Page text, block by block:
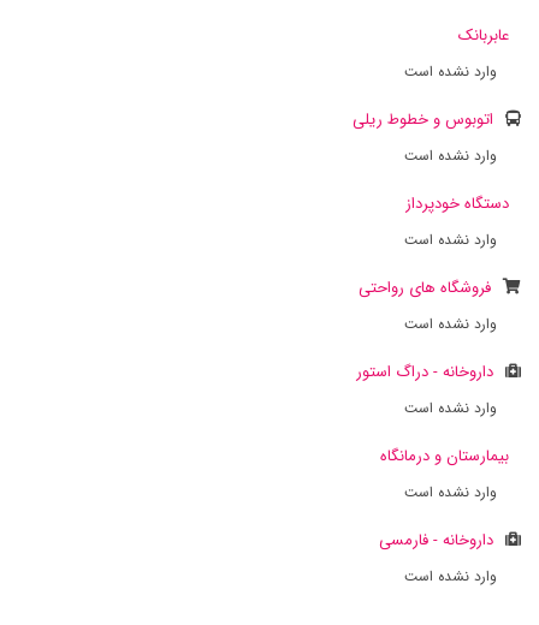
عابربانک
وارد نشده است
اتوبوس و خطوط ریلی
وارد نشده است
دستگاه خودپرداز
وارد نشده است
فروشگاه های رواحتی
وارد نشده است
داروخانه - دراگ استور
وارد نشده است
بیمارستان و درمانگاه
وارد نشده است
داروخانه - فارمسی
وارد نشده است